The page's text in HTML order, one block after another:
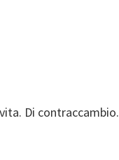
Di contraccambio.